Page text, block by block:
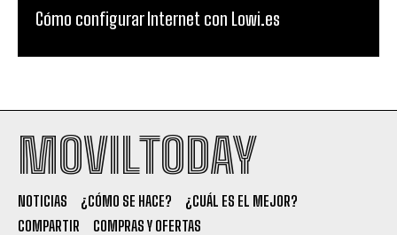
Cómo configurar Internet con Lowi.es
MOVILTODAY
NOTICIAS ¿CÓMO SE HACE?
¿CUÁL ES EL MEJOR?
COMPARTIR
COMPRAS Y OFERTAS